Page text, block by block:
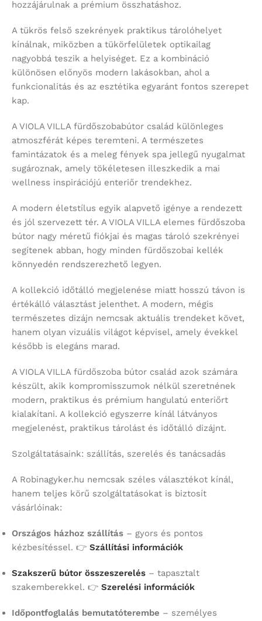
hozzájárulnak a prémium összhatáshoz.
A tükrös felső szekrények praktikus tárolóhelyet
kínálnak, miközben a tükörfelületek optikailag
nagyobbá teszik a helyiséget. Ez a kombináció
különösen előnyös modern lakásokban, ahol a
funkcionalitás és az esztétika egyaránt fontos szerepet
kap.
A VIOLA VILLA fürdőszobabútor család különleges
atmoszférát képes teremteni. A természetes
famintázatok és a meleg fények spa jellegű nyugalmat
sugároznak, amely tökéletesen illeszkedik a mai
wellness inspirációjú enteriőr trendekhez.
A modern életstílus egyik alapvető igénye a rendezett
és jól szervezett tér. A VIOLA VILLA elemes fürdőszoba
bútor nagy méretű fiókjai és magas tároló szekrényei
segítenek abban, hogy minden fürdőszobai kellék
könnyedén rendszerezhető legyen.
A kollekció időtálló megjelenése miatt hosszú távon is
értékálló választást jelenthet. A modern, mégis
természetes dizájn nemcsak aktuális trendeket követ,
hanem olyan vizuális világot képvisel, amely évekkel
később is elegáns marad.
A VIOLA VILLA fürdőszoba bútor család azok számára
készült, akik kompromisszumok nélkül szeretnének
modern, praktikus és prémium hangulatú enteriőrt
kialakítani. A kollekció egyszerre kínál látványos
megjelenést, praktikus tárolást és időtálló dizájnt.
Szolgáltatásaink: szállítás, szerelés és tanácsadás
A Robinagyker.hu nemcsak széles választékot kínál,
hanem teljes körű szolgáltatásokat is biztosít
vásárlóinak:
Országos házhoz szállítás – gyors és pontos
kézbesítéssel. 👉 Szállítási információk
Szakszerű bútor összeszerelés – tapasztalt
szakemberekkel. 👉 Szerelési információk
Időpontfoglalás bemutatóterembe – személyes